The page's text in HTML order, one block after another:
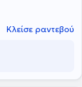
Κλείσε ραντεβού